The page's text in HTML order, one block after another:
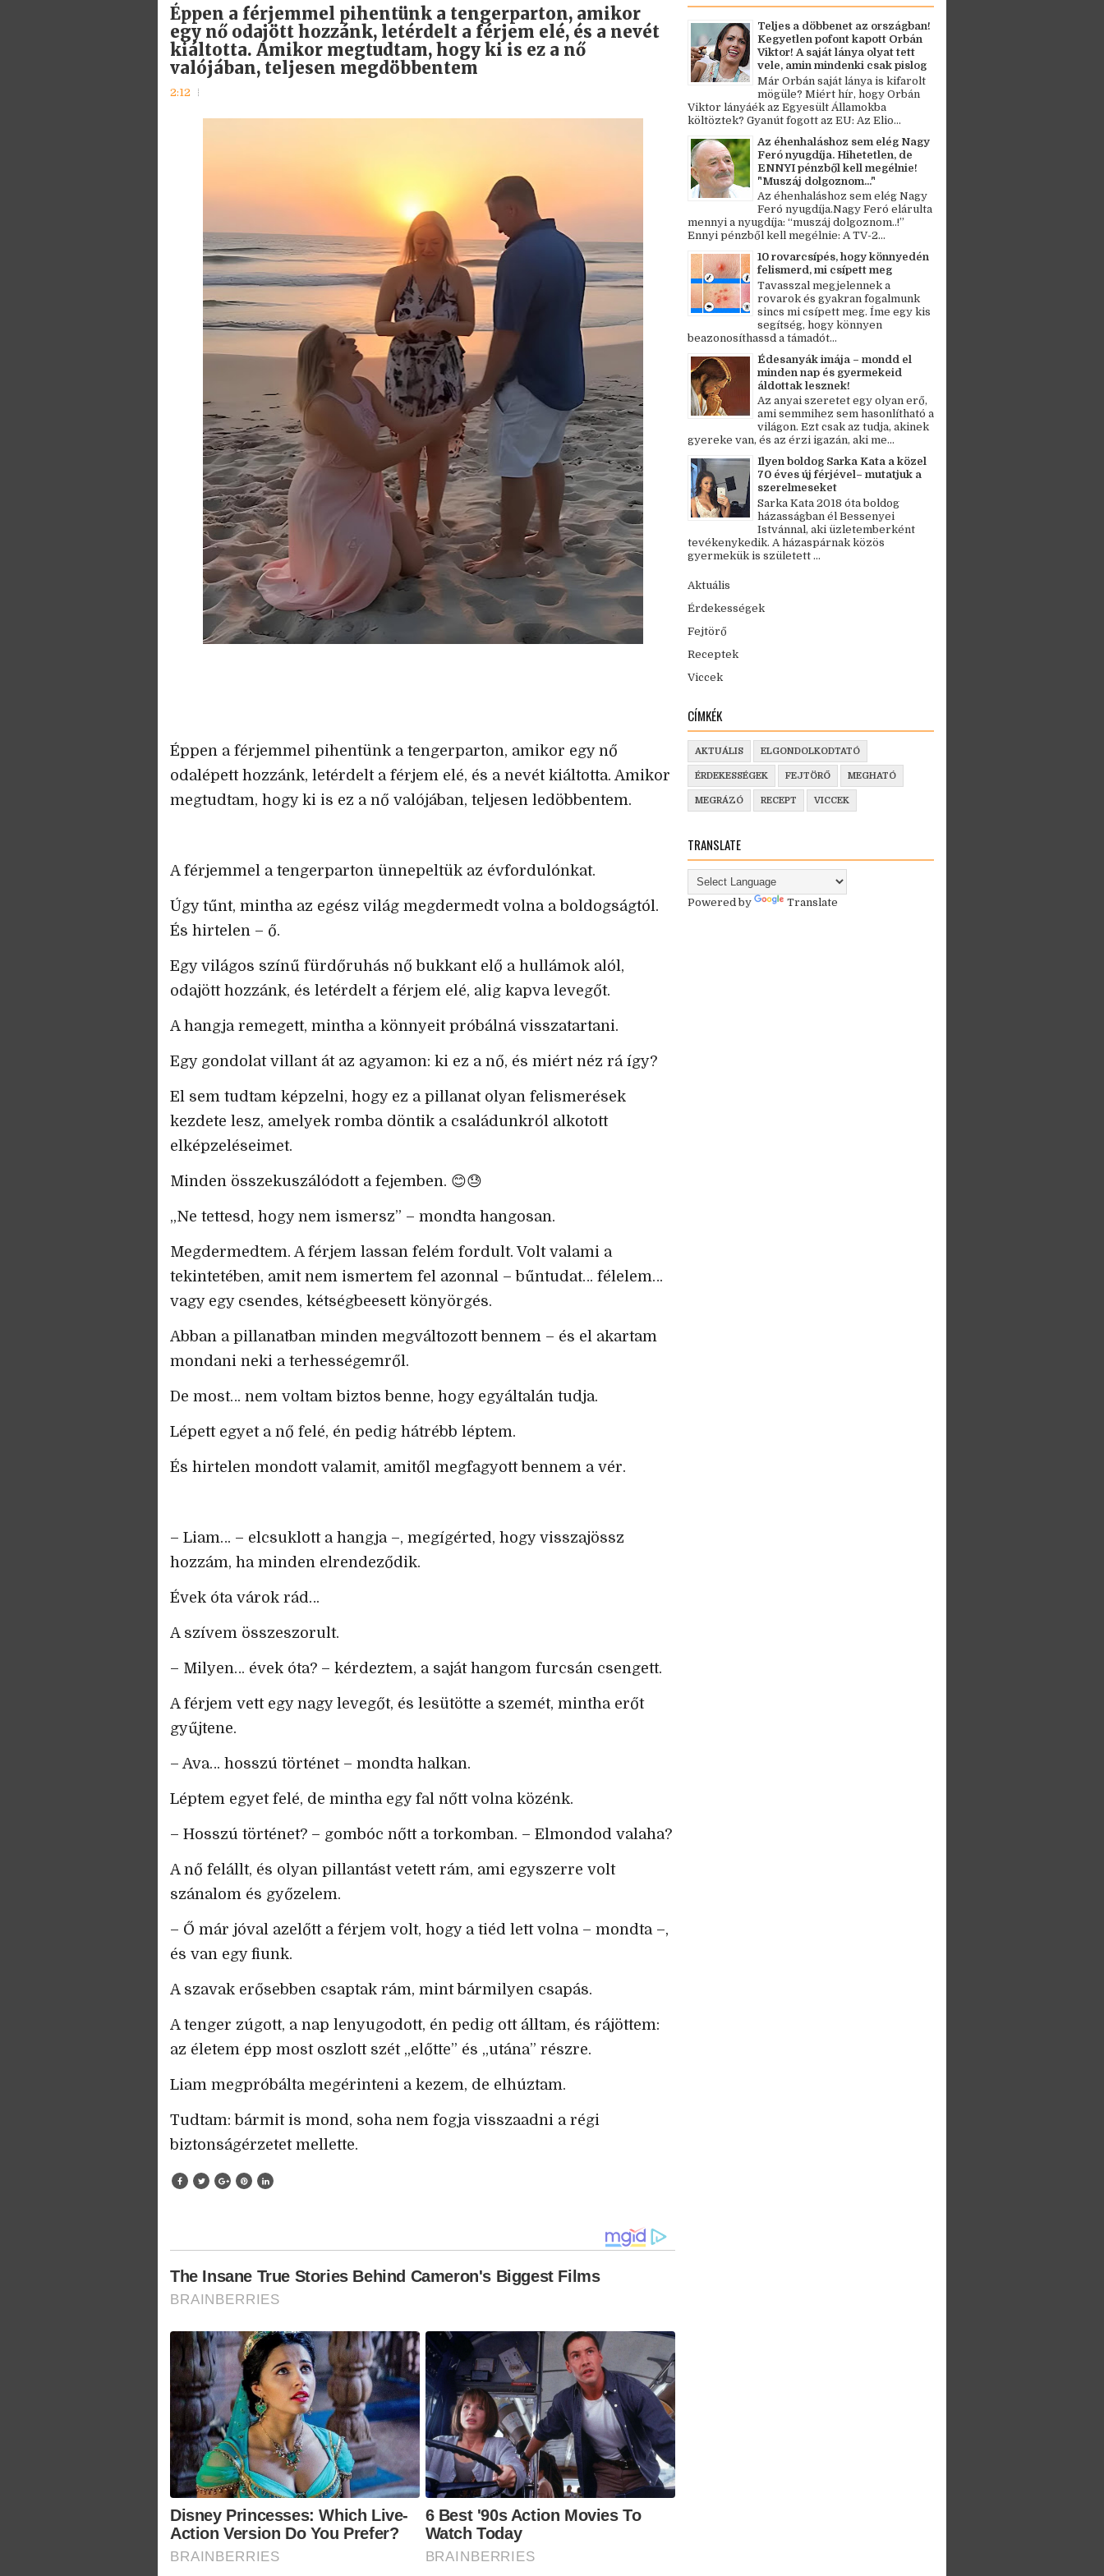
Éppen a férjemmel pihentünk a tengerparton, amikor
egy nő odajött hozzánk, letérdelt a férjem elé, és a nevét
kiáltotta. Amikor megtudtam, hogy ki is ez a nő
valójában, teljesen megdöbbentem
2:12
Éppen a férjemmel pihentünk a tengerparton, amikor egy nő
odalépett hozzánk, letérdelt a férjem elé, és a nevét kiáltotta. Amikor
megtudtam, hogy ki is ez a nő valójában, teljesen ledöbbentem.
A férjemmel a tengerparton ünnepeltük az évfordulónkat.
Úgy tűnt, mintha az egész világ megdermedt volna a boldogságtól.
És hirtelen – ő.
Egy világos színű fürdőruhás nő bukkant elő a hullámok alól,
odajött hozzánk, és letérdelt a férjem elé, alig kapva levegőt.
A hangja remegett, mintha a könnyeit próbálná visszatartani.
Egy gondolat villant át az agyamon: ki ez a nő, és miért néz rá így?
El sem tudtam képzelni, hogy ez a pillanat olyan felismerések
kezdete lesz, amelyek romba döntik a családunkról alkotott
elképzeléseimet.
Minden összekuszálódott a fejemben. 😊😓
„Ne tettesd, hogy nem ismersz” – mondta hangosan.
Megdermedtem. A férjem lassan felém fordult. Volt valami a
tekintetében, amit nem ismertem fel azonnal – bűntudat… félelem…
vagy egy csendes, kétségbeesett könyörgés.
Abban a pillanatban minden megváltozott bennem – és el akartam
mondani neki a terhességemről.
De most… nem voltam biztos benne, hogy egyáltalán tudja.
Lépett egyet a nő felé, én pedig hátrébb léptem.
És hirtelen mondott valamit, amitől megfagyott bennem a vér.
– Liam… – elcsuklott a hangja –, megígérted, hogy visszajössz
hozzám, ha minden elrendeződik.
Évek óta várok rád…
A szívem összeszorult.
– Milyen… évek óta? – kérdeztem, a saját hangom furcsán csengett.
A férjem vett egy nagy levegőt, és lesütötte a szemét, mintha erőt
gyűjtene.
– Ava… hosszú történet – mondta halkan.
Léptem egyet felé, de mintha egy fal nőtt volna közénk.
– Hosszú történet? – gombóc nőtt a torkomban. – Elmondod valaha?
A nő felállt, és olyan pillantást vetett rám, ami egyszerre volt
szánalom és győzelem.
– Ő már jóval azelőtt a férjem volt, hogy a tiéd lett volna – mondta –,
és van egy fiunk.
A szavak erősebben csaptak rám, mint bármilyen csapás.
A tenger zúgott, a nap lenyugodott, én pedig ott álltam, és rájöttem:
az életem épp most oszlott szét „előtte” és „utána” részre.
Liam megpróbálta megérinteni a kezem, de elhúztam.
Tudtam: bármit is mond, soha nem fogja visszaadni a régi
biztonságérzetet mellette.
The Insane True Stories Behind Cameron's Biggest Films
BRAINBERRIES
Disney Princesses: Which Live-
Action Version Do You Prefer?
BRAINBERRIES
6 Best '90s Action Movies To
Watch Today
BRAINBERRIES
Teljes a döbbenet az országban!
Kegyetlen pofont kapott Orbán
Viktor! A saját lánya olyat tett
vele, amin mindenki csak pislog
Már Orbán saját lánya is kifarolt
mögüle? Miért hír, hogy Orbán
Viktor lányáék az Egyesült Államokba
költöztek? Gyanút fogott az EU: Az Elio...
Az éhenhaláshoz sem elég Nagy
Feró nyugdíja. Hihetetlen, de
ENNYI pénzből kell megélnie!
"Muszáj dolgoznom..."
Az éhenhaláshoz sem elég Nagy
Feró nyugdíja.Nagy Feró elárulta
mennyi a nyugdíja: “muszáj dolgoznom..!”
Ennyi pénzből kell megélnie: A TV-2...
10 rovarcsípés, hogy könnyedén
felismerd, mi csípett meg
Tavasszal megjelennek a
rovarok és gyakran fogalmunk
sincs mi csípett meg. Íme egy kis
segítség, hogy könnyen
beazonosíthassd a támadót...
Édesanyák imája – mondd el
minden nap és gyermekeid
áldottak lesznek!
Az anyai szeretet egy olyan erő,
ami semmihez sem hasonlítható a
világon. Ezt csak az tudja, akinek
gyereke van, és az érzi igazán, aki me...
Ilyen boldog Sarka Kata a közel
70 éves új férjével– mutatjuk a
szerelmeseket
Sarka Kata 2018 óta boldog
házasságban él Bessenyei
Istvánnal, aki üzletemberként
tevékenykedik. A házaspárnak közös
gyermekük is született ...
Aktuális
Érdekességek
Fejtörő
Receptek
Viccek
CÍMKÉK
AKTUÁLIS ELGONDOLKODTATÓ
ÉRDEKESSÉGEK FEJTÖRŐ MEGHATÓ
MEGRÁZÓ RECEPT VICCEK
TRANSLATE
Powered by Translate